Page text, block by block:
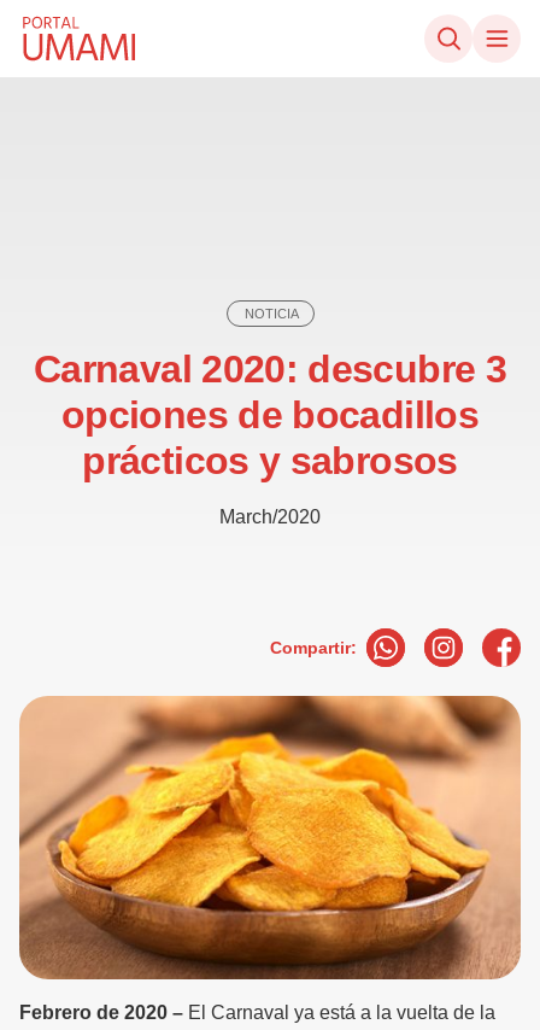
Ir directamente al contenido
NOTICIA
Carnaval 2020: descubre 3
opciones de bocadillos
prácticos y sabrosos
March/2020
Compartir:
Febrero de 2020 – El Carnaval ya está a la vuelta de la